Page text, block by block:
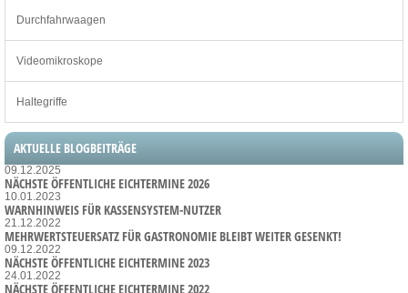
Durchfahrwaagen
Videomikroskope
Haltegriffe
AKTUELLE BLOGBEITRÄGE
09.12.2025
NÄCHSTE ÖFFENTLICHE EICHTERMINE 2026
10.01.2023
WARNHINWEIS FÜR KASSENSYSTEM-NUTZER
21.12.2022
MEHRWERTSTEUERSATZ FÜR GASTRONOMIE BLEIBT WEITER GESENKT!
09.12.2022
NÄCHSTE ÖFFENTLICHE EICHTERMINE 2023
24.01.2022
NÄCHSTE ÖFFENTLICHE EICHTERMINE 2022